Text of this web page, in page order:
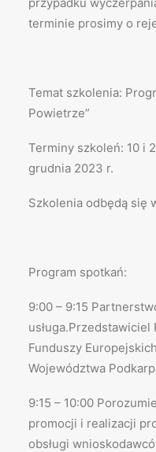
terminie prosimy o
Temat szkolenia:
Powietrze”
Terminy szkoleń: 10 i
grudnia 2023 r.
Szkolenia odbędą się
Program spotkań:
9:00 – 9:15
Funduszy
Województwa
9:15 – 10:00
promocji i realizacji
obsługi